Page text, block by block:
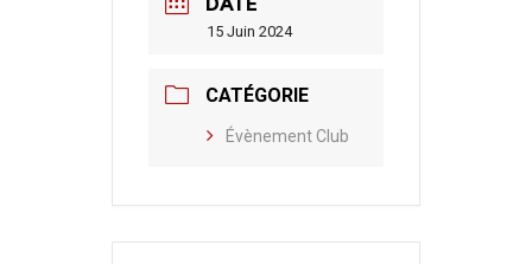
15 Juin 2024
CATÉGORIE
Évènement Club